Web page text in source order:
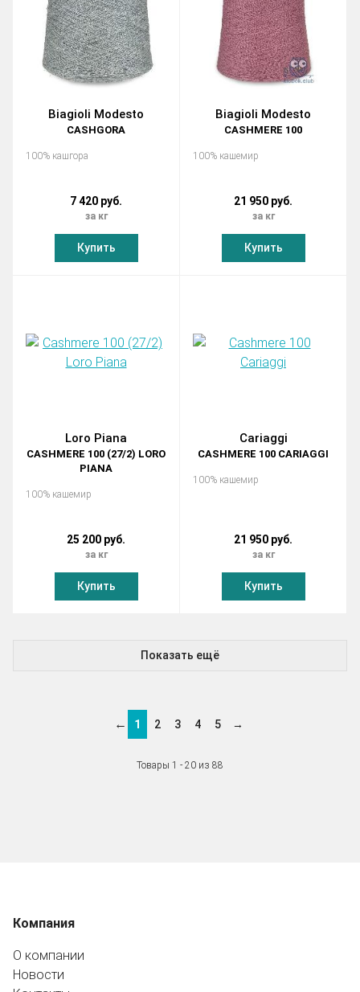
Biagioli Modesto
CASHGORA
100% кашгора
7 420 руб.
за кг
Купить
Biagioli Modesto
CASHMERE 100
100% кашемир
21 950 руб.
за кг
Купить
Loro Piana
CASHMERE 100 (27/2) LORO
PIANA
100% кашемир
25 200 руб.
за кг
Купить
Cariaggi
CASHMERE 100 CARIAGGI
100% кашемир
21 950 руб.
за кг
Купить
Показать ещё
Товары 1 - 20 из 88
← 1 2 3 4 5 →
Компания
О компании
Новости